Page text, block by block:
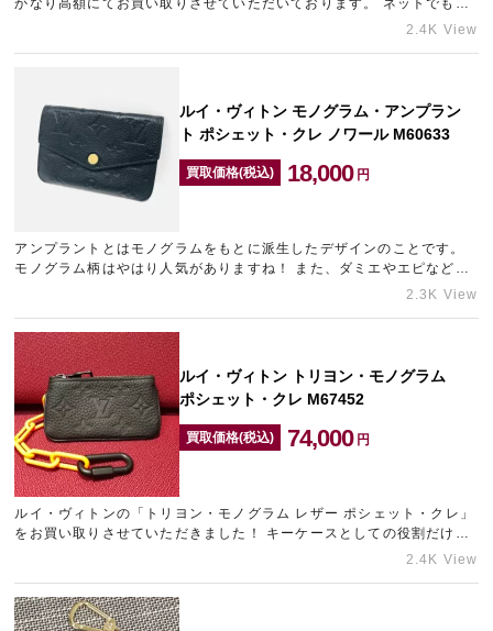
かなり高額にてお買い取りさせていただいております。 ネットでも店
頭でも人気ですので、是非お買い取りさせていただきたいお品物の
2.4K View
ルイ・ヴィトン モノグラム・アンプラン
ト ポシェット・クレ ノワール M60633
買取価格(税込) 18,000 円
アンプラントとはモノグラムをもとに派生したデザインのことです。
モノグラム柄はやはり人気がありますね！ また、ダミエやエピなどの
モデルも非常に人気は高いです♪ 今回のようなブラックなどモノト…
2.3K View
ルイ・ヴィトン トリヨン・モノグラム
ポシェット・クレ M67452
買取価格(税込) 74,000 円
ルイ・ヴィトンの「トリヨン・モノグラム レザー ポシェット・クレ」
をお買い取りさせていただきました！ キーケースとしての役割だけで
なく、コインやカードなども収納することが可能で、コンパクトな…
2.4K View